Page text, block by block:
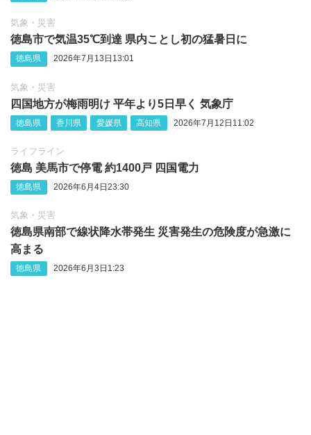
気象・災害
徳島市で気温35℃到達 県内ことし初の猛暑日に
徳島県 2026年7月13日13:01
気象・災害
四国地方が梅雨明け 平年より5日早く 気象庁
徳島県 香川県 愛媛県 高知県 2026年7月12日11:02
ライフライン
徳島 美馬市で停電 約1400戸 四国電力
徳島県 2026年6月4日23:30
気象・災害
徳島県南部で線状降水帯発生 災害発生の危険度が急激に
高まる
徳島県 2026年6月3日1:23